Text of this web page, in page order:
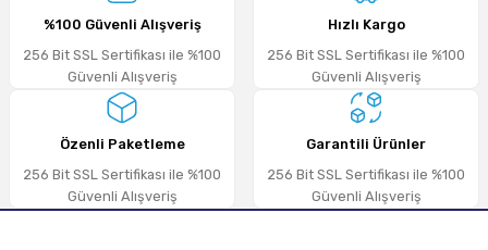
%100 Güvenli Alışveriş
256 Bit SSL Sertifikası ile %100
Güvenli Alışveriş
Hızlı Kargo
256 Bit SSL Sertifikası ile %100
Güvenli Alışveriş
Özenli Paketleme
256 Bit SSL Sertifikası ile %100
Güvenli Alışveriş
Garantili Ürünler
256 Bit SSL Sertifikası ile %100
Güvenli Alışveriş